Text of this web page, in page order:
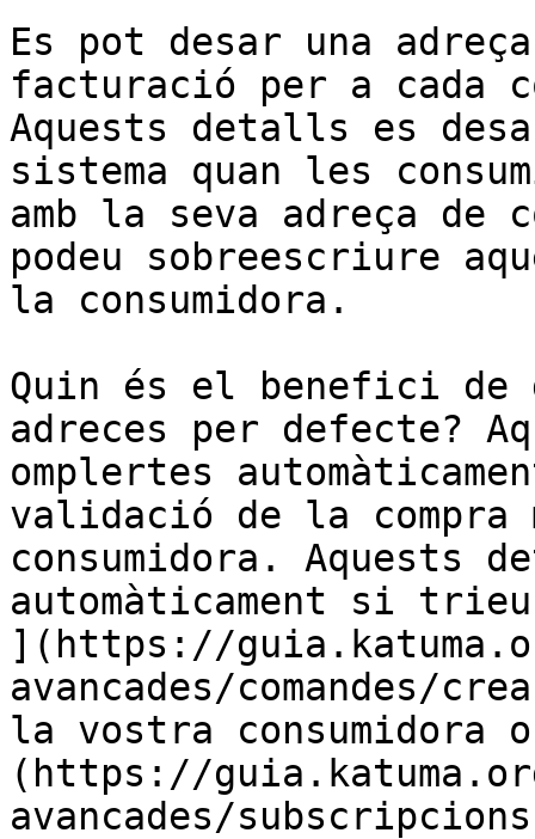
Es pot desar una
facturació per a cada
Aquests detalls es
sistema quan les
amb la seva adreça de
podeu sobreescriure
la consumidora.
Quin és el benefici
adreces per defecte?
omplertes
validació de la
consumidora. Aquests
automàticament si trieu
](https://
avancades/comandes/
la vostra consumidora
(https://
avancades/